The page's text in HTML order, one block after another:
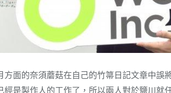
方面的奈須蘑菇在自己的竹箒日記文章中誤
經是製作人的工作了，所以兩人對於鹽川就